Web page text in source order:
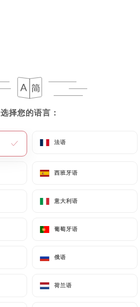
选择您的语言：
法语
西班牙语
意大利语
葡萄牙语
俄语
荷兰语
选择您的语言：
法语
西班牙语
意大利语
葡萄牙语
俄语
荷兰语